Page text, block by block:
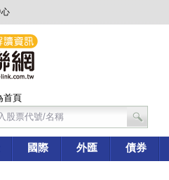
首頁
國際 外匯 債券